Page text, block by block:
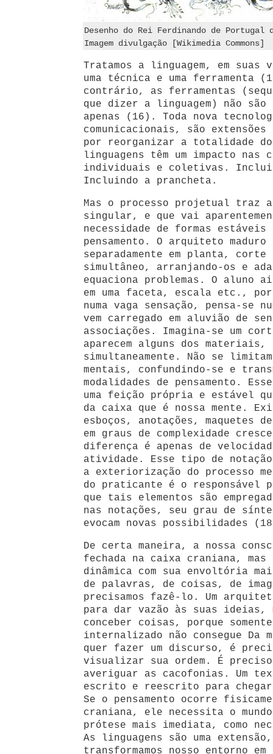
Desenho do Rei Ferdinando de Portugal
Imagem divulgação [Wikimedia Commons]
Tratamos a linguagem, em suas
uma técnica e uma ferramenta
contrário, as ferramentas
que dizer a linguagem) não
apenas (16). Toda nova
comunicacionais, são extensões
por reorganizar a totalidade do
linguagens têm um impacto nas
individuais e coletivas.
Incluindo a prancheta.
Mas o processo projetual traz
singular, e que vai
necessidade de formas
pensamento. O arquiteto maduro
separadamente em planta, corte
simultâneo, arranjando-os e
equaciona problemas. O aluno
em uma faceta, escala etc.,
numa vaga sensação, pensa-se
vem carregado em aluvião de
associações. Imagina-se um
aparecem alguns dos
simultaneamente. Não se
mentais, confundindo-se e
modalidades de pensamento.
uma feição própria e estável
da caixa que é nossa mente.
esboços, anotações, maquetes
em graus de complexidade
diferença é apenas de
atividade. Esse tipo de
a exteriorização do processo
do praticante é o responsável
que tais elementos são
nas notações, seu grau de
evocam novas possibilidades
De certa maneira, a nossa
fechada na caixa craniana, mas
dinâmica com sua envoltória
de palavras, de coisas, de
precisamos fazê-lo. Um
para dar vazão às suas ideias,
conceber coisas, porque
internalizado não consegue Da
quer fazer um discurso, é
visualizar sua ordem. É
averiguar as cacofonias. Um
escrito e reescrito para chegar
Se o pensamento ocorre
craniana, ele necessita o
prótese mais imediata, como
As linguagens são uma
transformamos nosso entorno